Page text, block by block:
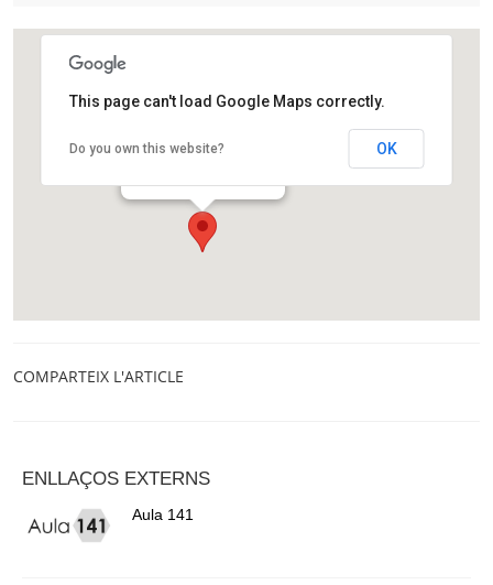
Centre Cívic Guinardó
Ronda Guinardó, 113-141
This page can't load Google Maps correctly.
Do you own this website? OK
COMPARTEIX L'ARTICLE
ENLLAÇOS EXTERNS
Aula 141